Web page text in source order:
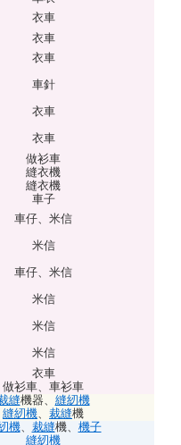
衣車
衣車
衣車
車針
衣車
衣車
做衫車
縫衣機
縫衣機
車子
車仔、 米信
米信
車仔、 米信
米信
米信
米信
衣車
做衫車、 車衫車
縫機器、 縫紉機
縫紉機、 裁縫機
機、 裁縫機、 機子
縫紉機